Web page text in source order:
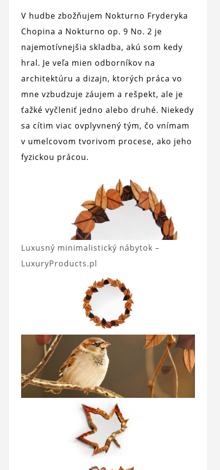
V hudbe zbožňujem Nokturno Fryderyka
Chopina a Nokturno op. 9 No. 2 je
najemotívnejšia skladba, akú som kedy
hral. Je veľa mien odborníkov na
architektúru a dizajn, ktorých práca vo
mne vzbudzuje záujem a rešpekt, ale je
ťažké vyčleniť jedno alebo druhé. Niekedy
sa cítim viac ovplyvnený tým, čo vnímam
v umelcovom tvorivom procese, ako jeho
fyzickou prácou.
Luxusný minimalistický nábytok –
LuxuryProducts.pl